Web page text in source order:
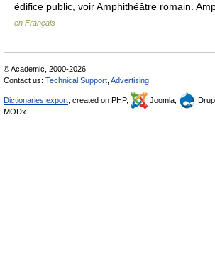
édifice public, voir Amphithéâtre romain.
en Français
© Academic, 2000-2026
Contact us: Technical Support Advertising
Dictionaries export , created on PHP, Joomla,
MODx.